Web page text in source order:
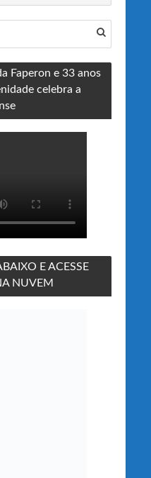
Faperon e 33 anos
celebra a
E ACESSE
NUVEM